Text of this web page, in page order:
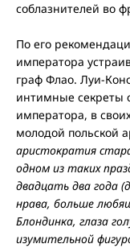
соблазнителей во
По его
императора
граф Флао. Луи-
интимные секреты
императора, в
молодой польской
аристократия
одном из таких
двадцать два года
нрава, больше
Блондинка, глаза
изумительной